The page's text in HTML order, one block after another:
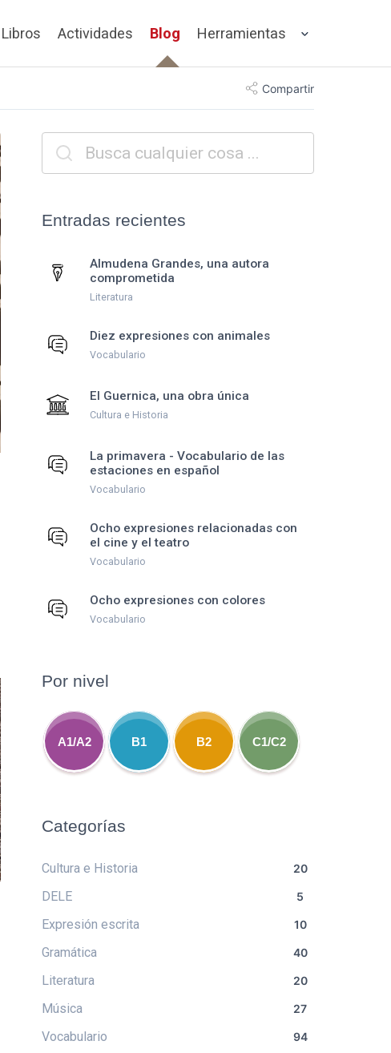
Libros Actividades Blog Herramientas
Compartir
Entradas recientes
Almudena Grandes, una autora
comprometida
Literatura
Diez expresiones con animales
Vocabulario
El Guernica, una obra única
Cultura e Historia
La primavera - Vocabulario de las
estaciones en español
Vocabulario
Ocho expresiones relacionadas con
el cine y el teatro
Vocabulario
Ocho expresiones con colores
Vocabulario
Por nivel
A1/A2 B1 B2 C1/C2
Categorías
Cultura e Historia 20
DELE 5
Expresión escrita 10
Gramática 40
Literatura 20
Música 27
Vocabulario 94